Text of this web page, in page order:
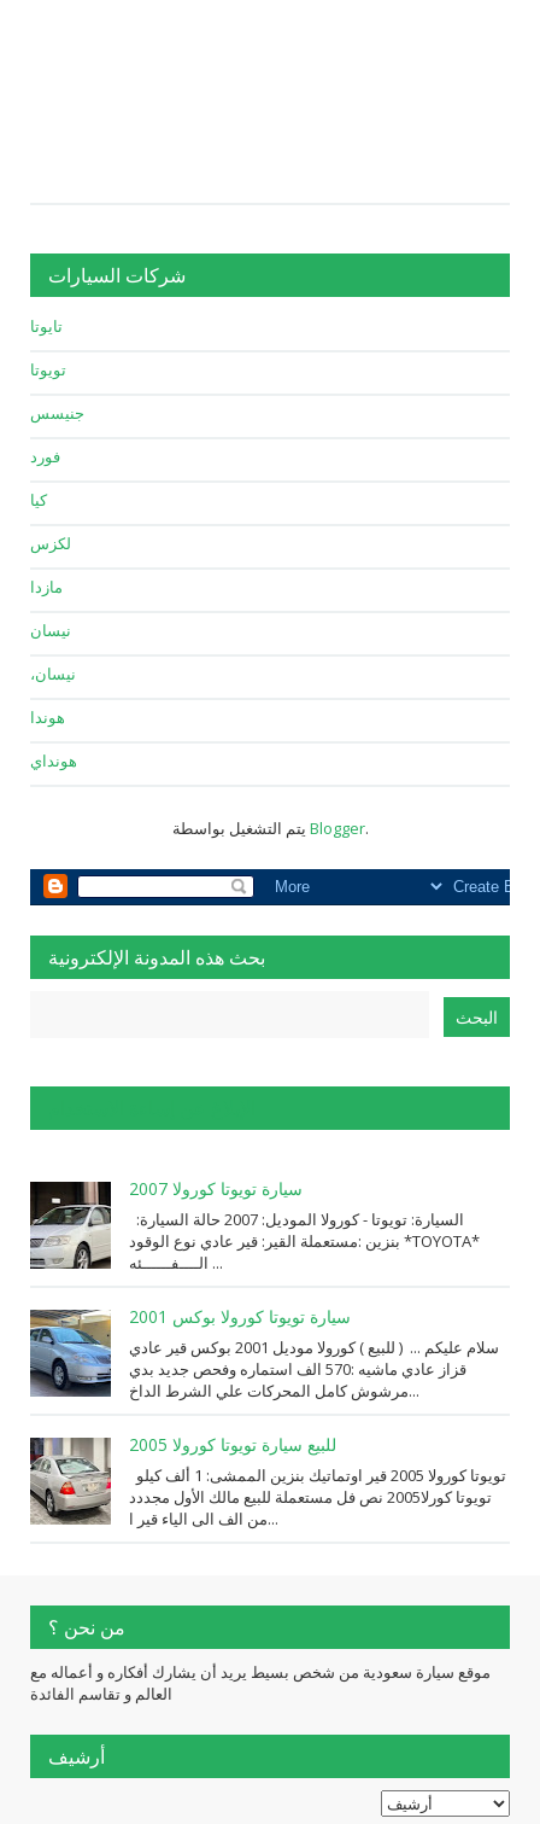
شركات السيارات
تايوتا
تويوتا
جنيسس
فورد
كيا
لكزس
مازدا
نيسان
نيسان،
هوندا
هونداي
Blogger.
بحث هذه المدونة الإلكترونية
سيارة تويوتا كورولا 2007
⁨مستعملة⁩ القير: ⁨قير عادي⁩ نوع الوقود: ⁨بنزين⁩ *TOYOTA*
الــــفــــــئه ...
سيارة تويوتا كورولا بوكس 2001
سلام عليكم ... ( للبيع ) كورولا موديل 2001 بوكس قير عادي
قزاز عادي ماشيه :570 الف استماره وفحص جديد بدي
مرشوش كامل المحركات علي الشرط الداخ...
للبيع سيارة تويوتا كورولا 2005
تويوتا كورلا2005 نص فل مستعملة للبيع مالك الأول مجددد
من الف الى الياء قير ا...
من نحن ؟
موقع سيارة سعودية من شخص بسيط يريد أن يشارك أفكاره و أعماله مع
العالم و تقاسم الفائدة
أرشيف